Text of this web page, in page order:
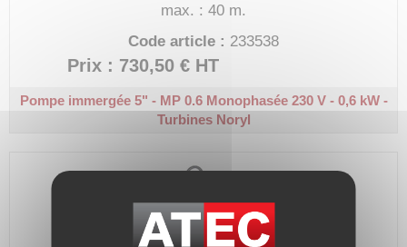
max. : 40 m.
Code article : 233538
Prix : 730,50 € HT
Pompe immergée 5" - MP 0.6Monophasée 230 V - 0,6 kW -
Turbines Noryl